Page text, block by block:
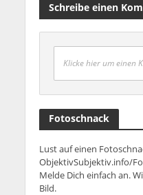
Schreibe einen
Klicke hier um einen
Fotoschnack
Lust auf einen
ObjektivSubjektiv.info/
Melde Dich einfach an.
Bild.